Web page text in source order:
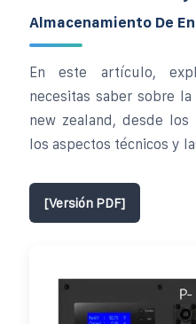
Almacenamiento De
En este artículo,
necesitas saber sobre
new zealand, desde
los aspectos técnicos y
[Versión PDF]